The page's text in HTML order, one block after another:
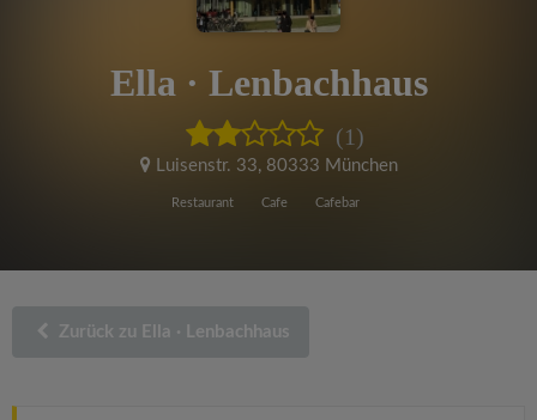
Ella · Lenbachhaus
(1)
Luisenstr. 33, 80333 München
Restaurant Cafe Cafebar
Zurück zu Ella · Lenbachhaus